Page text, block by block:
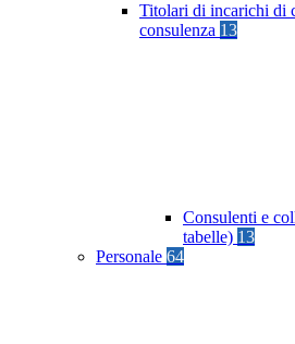
Titolari di incarichi di
consulenza 13
Consulenti e
tabelle) 13
Personale 64